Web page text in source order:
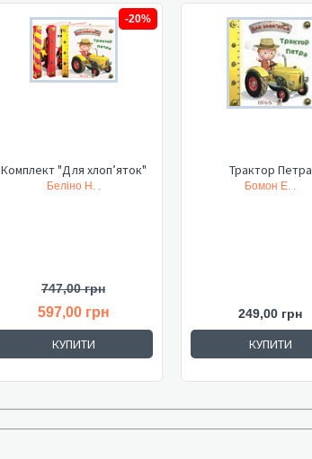
-20%
Комплект "Для хлоп’яток"
Беліно Н. .
747,00 грн
597,00 грн
КУПИТИ
Трактор Петра
Бомон Е. .
249,00 грн
КУПИТИ